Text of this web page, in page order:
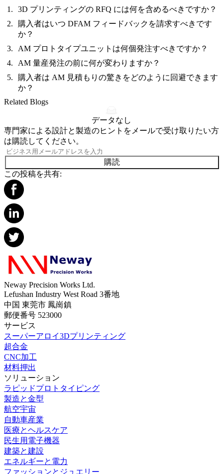
3D プリンティングの RFQ には何を含めるべきですか？
購入者はいつ DFAM フィードバックを請求すべきです
か？
AM プロトタイプユニットは何個発注すべきですか？
AM 量産発注の前に何が変わりますか？
購入者は AM 見積もりの驚きをどのように回避できます
か？
Related Blogs
データなし
専門家による設計と製造のヒントをメールで受け取りたい方
は購読してください。
購読
この投稿を共有:
Neway Precision Works Ltd.
Lefushan Industry West Road 3番地
中国 東莞市 鳳崗鎮
郵便番号 523000
サービス
スーパーアロイ3Dプリンティング
超合金
CNC加工
材料押出
ソリューション
ラピッドプロトタイピング
製造と金型
航空宇宙
自動車産業
医療とヘルスケア
民生用電子機器
建築と建設
エネルギーと電力
ファッションとジュエリー